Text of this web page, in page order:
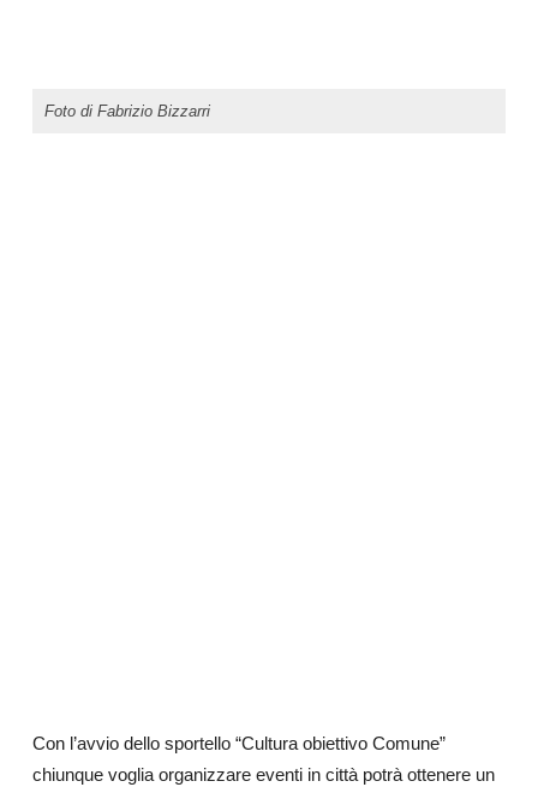
Foto di Fabrizio Bizzarri
Con l’avvio dello sportello “Cultura obiettivo Comune”
chiunque voglia organizzare eventi in città potrà ottenere un